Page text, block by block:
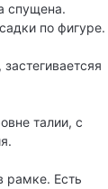
спущена.
по фигуре.
талии, с
рамке. Есть